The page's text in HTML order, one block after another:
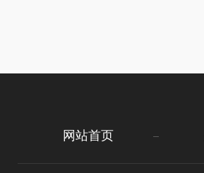
网站首页